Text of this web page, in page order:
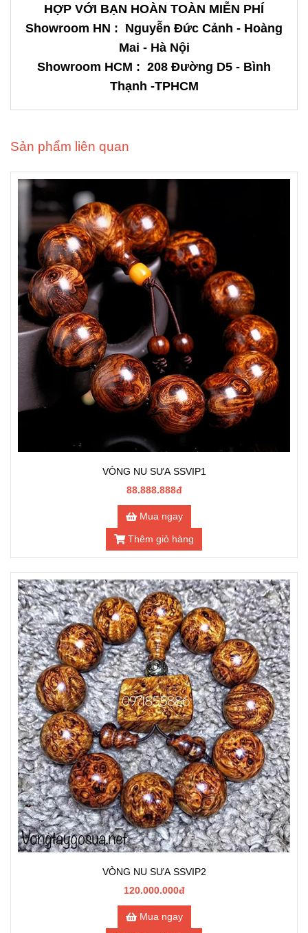
HỢP VỚI BẠN HOÀN TOÀN MIỄN PHÍ
Showroom HN : Nguyễn Đức Cảnh - Hoàng
Mai - Hà Nội
Showroom HCM : 208 Đường D5 - Bình
Thạnh -TPHCM
Sản phẩm liên quan
VÒNG NU SƯA SSVIP1
88.888.888đ
Mua ngay
Thêm giỏ hàng
VÒNG NU SƯA SSVIP2
120.000.000đ
Mua ngay